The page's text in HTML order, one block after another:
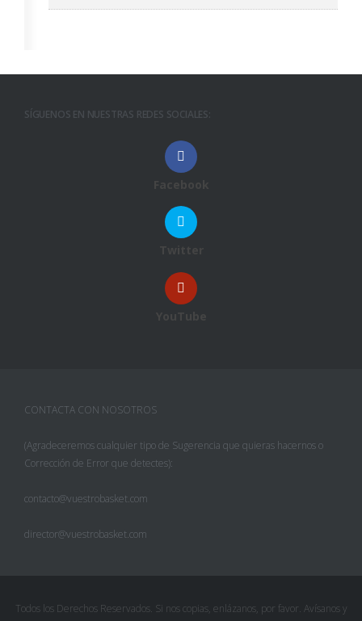
SÍGUENOS EN NUESTRAS REDES SOCIALES:
Facebook
Twitter
YouTube
CONTACTA CON NOSOTROS
(Agradeceremos cualquier tipo de Sugerencia que quieras hacernos o
Corrección de Error que detectes):
contacto@vuestrobasket.com
director@vuestrobasket.com
Todos los Derechos Reservados. Si nos copias, enlázanos, por favor. Avísanos y